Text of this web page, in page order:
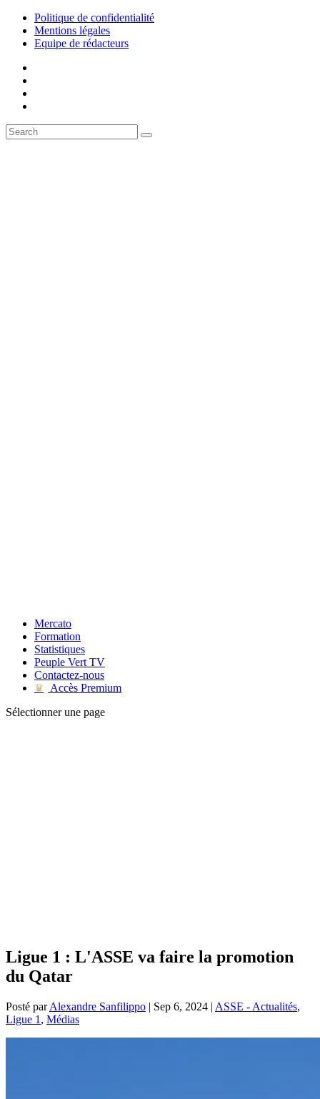
Politique de confidentialité
Mentions légales
Equipe de rédacteurs
Mercato
Formation
Statistiques
Peuple Vert TV
Contactez-nous
♛
Accès Premium
Sélectionner une page
Ligue 1 : L'ASSE va faire la promotion
du Qatar
Posté parAlexandre Sanfilippo | Sep 6, 2024 | ASSE - Actualités,
Ligue 1 , Médias